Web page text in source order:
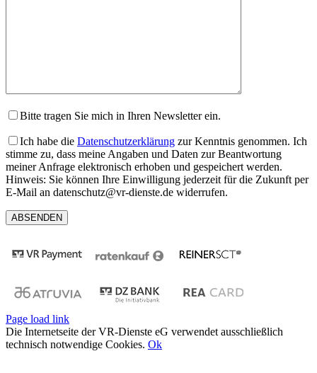
Bitte tragen Sie mich in Ihren Newsletter ein.
Ich habe die Datenschutzerklärung zur Kenntnis genommen. Ich
stimme zu, dass meine Angaben und Daten zur Beantwortung
meiner Anfrage elektronisch erhoben und gespeichert werden.
Hinweis: Sie können Ihre Einwilligung jederzeit für die Zukunft per
E-Mail an datenschutz@vr-dienste.de widerrufen.
Page load link
Die Internetseite der VR-Dienste eG verwendet ausschließlich
technisch notwendige Cookies. Ok